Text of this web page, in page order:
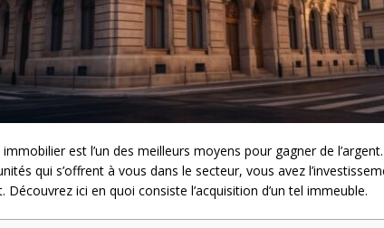
est l’un des meilleurs moyens pour gagner de
qui s’offrent à vous dans le secteur, vous avez
ici en quoi consiste l’acquisition d’un tel immeuble.